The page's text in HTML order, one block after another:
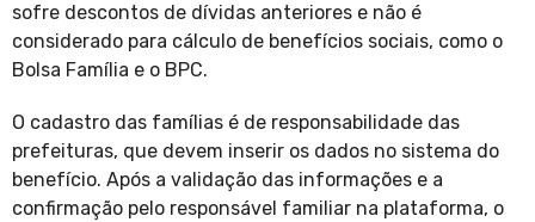
sofre descontos de dívidas anteriores e não é
considerado para cálculo de benefícios sociais, como o
Bolsa Família e o BPC.
O cadastro das famílias é de responsabilidade das
prefeituras, que devem inserir os dados no sistema do
benefício. Após a validação das informações e a
confirmação pelo responsável familiar na plataforma, o